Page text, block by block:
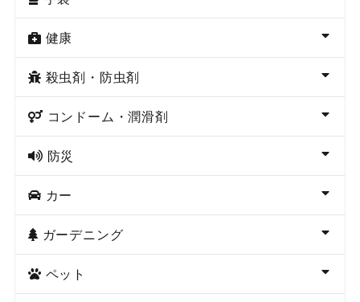
健康
殺虫剤・防虫剤
コンドーム・潤滑剤
防災
カー
ガーデニング
ペット